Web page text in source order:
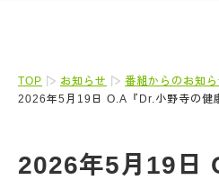
TOP お知らせ
番組からのお知ら
2026年5月19日 O.A『Dr.小野寺の健
2026年5月19日